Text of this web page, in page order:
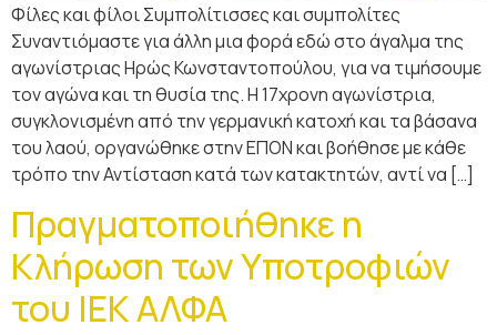
Φίλες και φίλοι Συμπολίτισσες και συμπολίτες
Συναντιόμαστε για άλλη μια φορά εδώ στο άγαλμα της
αγωνίστριας Ηρώς Κωνσταντοπούλου, για να τιμήσουμε
τον αγώνα και τη θυσία της. Η 17χρονη αγωνίστρια,
συγκλονισμένη από την γερμανική κατοχή και τα βάσανα
του λαού, οργανώθηκε στην ΕΠΟΝ και βοήθησε με κάθε
τρόπο την Αντίσταση κατά των κατακτητών, αντί να […]
Πραγματοποιήθηκε η
Κλήρωση των Υποτροφιών
του ΙΕΚ ΑΛΦΑ